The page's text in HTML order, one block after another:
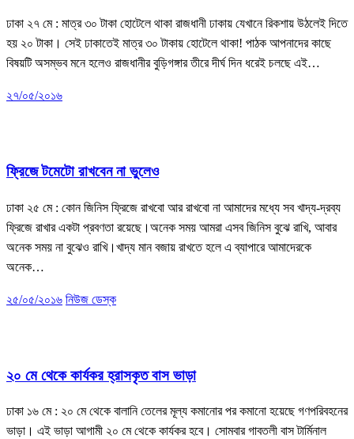
ঢাকা ২৭ মে : মাত্র ৩০ টাকা হোটেলে থাকা রাজধানী ঢাকায় যেখানে রিকশায় উঠলেই দিতে
হয় ২০ টাকা। সেই ঢাকাতেই মাত্র ৩০ টাকায় হোটেলে থাকা! পাঠক আপনাদের কাছে
বিষয়টি অসম্ভব মনে হলেও রাজধানীর বুড়িগঙ্গার তীরে দীর্ঘ দিন ধরেই চলছে এই…
২৭/০৫/২০১৬
ফ্রিজে টমেটো রাখবেন না ভুলেও
ঢাকা ২৫ মে : কোন জিনিস ফ্রিজে রাখবো আর রাখবো না আমাদের মধ্যে সব খাদ্য-দ্রব্য
ফ্রিজে রাখার একটা প্রবণতা রয়েছে।অনেক সময় আমরা এসব জিনিস বুঝে রাখি, আবার
অনেক সময় না বুঝেও রাখি।খাদ্য মান বজায় রাখতে হলে এ ব্যাপারে আমাদেরকে
অনেক…
২৫/০৫/২০১৬ নিউজ ডেস্ক
২০ মে থেকে কার্যকর হ্রাসকৃত বাস ভাড়া
ঢাকা ১৬ মে : ২০ মে থেকে বালানি তেলের মূল্য কমানোর পর কমানো হয়েছে গণপরিবহনের
ভাড়া। এই ভাড়া আগামী ২০ মে থেকে কার্যকর হবে। সোমবার গাবতলী বাস টার্মিনাল